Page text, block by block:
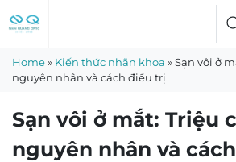
to
Home» Kiến thức nhãn khoa »Sạn vôi ở
nguyên nhân và cách điều trị
Sạn vôi ở mắt: Triệu
nguyên nhân và